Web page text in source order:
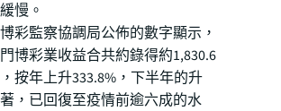
慢。
彩監察協調局公佈的數字顯示，
博彩業收益合共約錄得約1,830.6
按年上升333.8%，下半年的升
，已回復至疫情前逾六成的水